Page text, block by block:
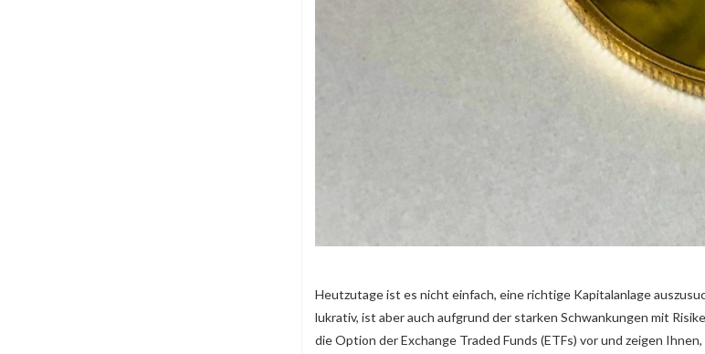
Heutzutage ist es nicht einfach, eine richtige Kapitalanlage
lukrativ, ist aber auch aufgrund der starken Schwankungen mit
die Option der Exchange Traded Funds (ETFs) vor und zeigen